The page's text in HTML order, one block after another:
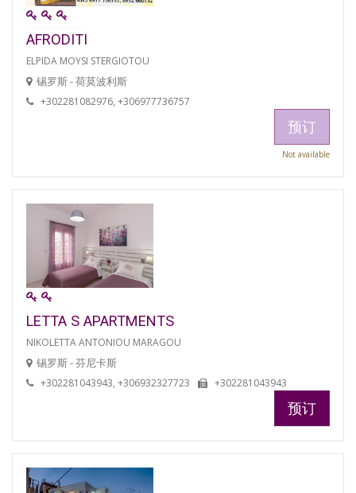
AFRODITI
ELPIDA MOYSI STERGIOTOU
锡罗斯 - 荷莫波利斯
+302281082976, +306977736757
预订
Not available
LETTA S APARTMENTS
NIKOLETTA ANTONIOU MARAGOU
锡罗斯 - 芬尼卡斯
+302281043943, +306932327723 +302281043943
预订